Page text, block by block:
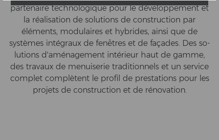
par­ten­aire tech­no­lo­gi­que pour le développement et
la réalisation de so­lu­ti­ons de con­struc­tion par
éléments, mo­du­lai­res et hy­bri­des, ainsi que de
systèmes intégraux de fenêtres et de façades. Des so­
lu­ti­ons d'aménagement intérieur haut de gamme,
des trav­aux de me­nui­se­rie tra­di­ti­on­nels et un ser­vice
com­plet complètent le pro­fil de pre­sta­ti­ons pour les
pro­jets de con­struc­tion et de rénovation.